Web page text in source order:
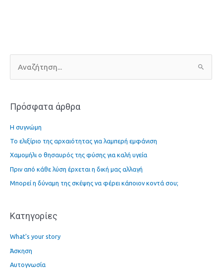
ν
ζ
τ
η
σ
η
γ
:
Πρόσφατα άρθρα
Η συγνώμη
Το ελιξίριο της αρχαιότητας για λαμπερή εμφάνιση
Χαμομήλι ο θησαυρός της φύσης για καλή υγεία
Πριν από κάθε λύση έρχεται η δική μας αλλαγή
Μπορεί η δύναμη της σκέψης να φέρει κάποιον κοντά σου;
Kατηγορίες
What's your story
Άσκηση
Αυτογνωσία